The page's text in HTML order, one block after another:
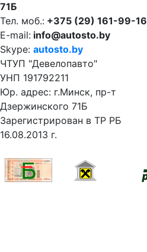
71Б
Тел. моб.: +375 (29) 161-99-16
E-mail: info@autosto.by
Skype: autosto.by
ЧТУП "Девелопавто"
УНП 191792211
Юр. адрес: г.Минск, пр-т
Дзержинского 71Б
Зарегистрирован в ТР РБ
16.08.2013 г.